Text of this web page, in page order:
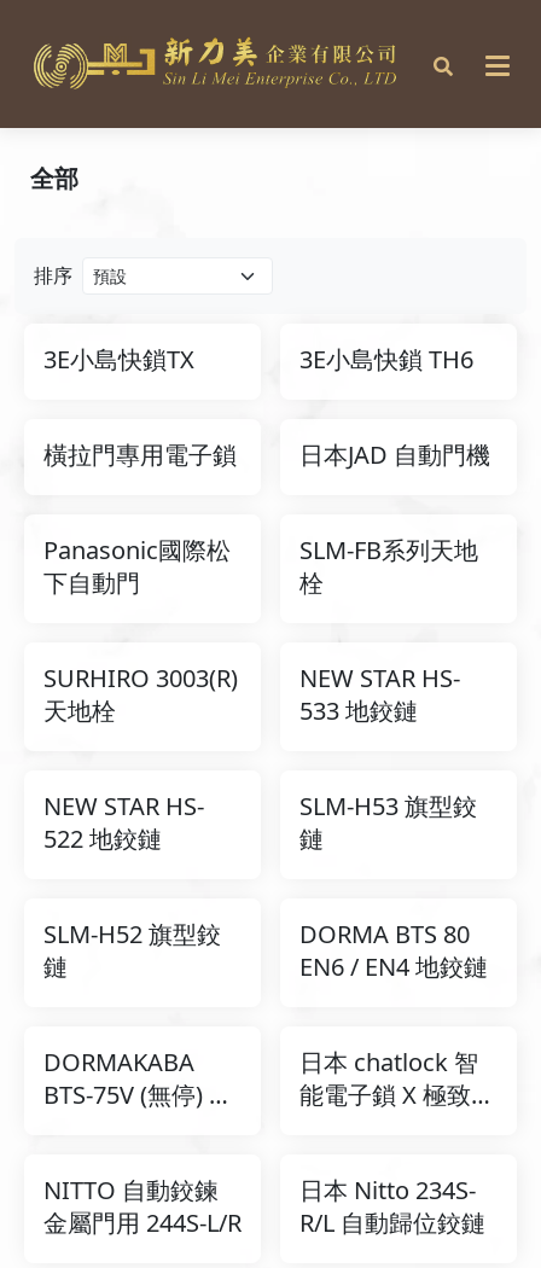
排序
3E小島快鎖TX 3E小島快鎖 TH6
橫拉門專用電子鎖 日本JAD 自動門機
Panasonic國際松
下自動門
SLM-FB系列天地
栓
SURHIRO 3003(R)
天地栓
NEW STAR HS-
533 地鉸鏈
NEW STAR HS-
522 地鉸鏈
SLM-H53 旗型鉸
鏈
SLM-H52 旗型鉸
鏈
DORMA BTS 80
EN6 / EN4 地鉸鏈
DORMAKABA
BTS-75V (無停) 地
日本 chatlock 智
能電子鎖 X 極致奢
NITTO 自動鉸鍊
金屬門用 244S-L/R
日本 Nitto 234S-
R/L 自動歸位鉸鏈
全部